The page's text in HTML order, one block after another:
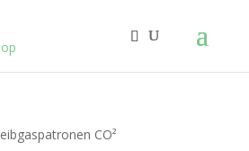
CO²